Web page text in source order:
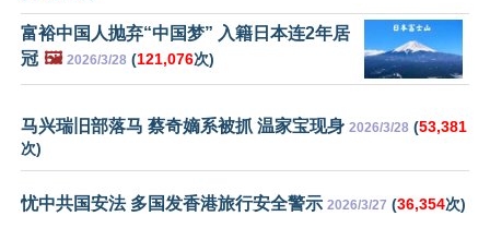
富裕中国人抛弃“中国梦” 入籍日本连2年居
冠 🖼️ 2026/3/28 (121,076次)
马兴瑞旧部落马 蔡奇嫡系被抓 温家宝现身 2026/3/28 (53,381
次)
忧中共国安法 多国发香港旅行安全警示 2026/3/27 (36,354次)